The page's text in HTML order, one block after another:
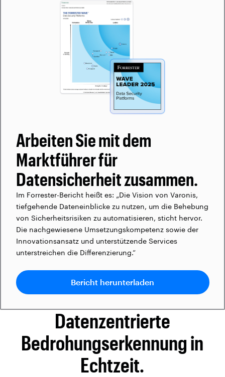
Arbeiten Sie mit dem
Marktführer für
Datensicherheit zusammen.
Im Forrester-Bericht heißt es: „Die Vision von Varonis,
tiefgehende Dateneinblicke zu nutzen, um die Behebung
von Sicherheitsrisiken zu automatisieren, sticht hervor.
Die nachgewiesene Umsetzungskompetenz sowie der
Innovationsansatz und unterstützende Services
unterstreichen die Differenzierung.“
Bericht herunterladen
Datenzentrierte
Bedrohungserkennung in
Echtzeit.